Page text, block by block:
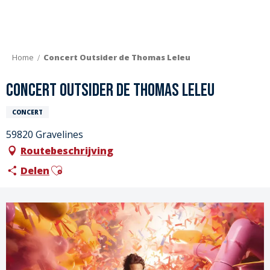
Home Concert Outsider de Thomas Leleu
Concert Outsider de Thomas Leleu
CONCERT
59820 Gravelines
Routebeschrijving
DelenAjouter aux favoris